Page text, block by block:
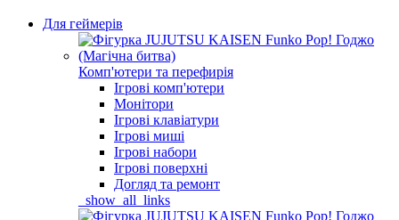
Для геймерів
Комп'ютери та перефирія
Ігрові комп'ютери
Монітори
Ігрові клавіатури
Ігрові миші
Ігрові набори
Ігрові поверхні
Догляд та ремонт
_show_all_links